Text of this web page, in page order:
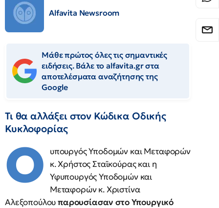
Alfavita Newsroom
Μάθε πρώτος όλες τις σημαντικές
ειδήσεις. Βάλε το alfavita.gr στα
αποτελέσματα αναζήτησης της
Google
Τι θα αλλάξει στον Κώδικα Οδικής
Κυκλοφορίας
Ο
υπουργός Υποδομών και Μεταφορών
κ. Χρήστος Σταϊκούρας και η
Υφυπουργός Υποδομών και
Μεταφορών κ. Χριστίνα
Αλεξοπούλουπαρουσίασαν στο Υπουργικό